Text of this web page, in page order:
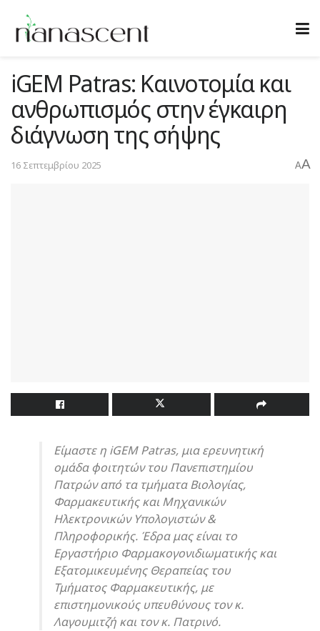
iGEM Patras: Καινοτομία και
ανθρωπισμός στην έγκαιρη
διάγνωση της σήψης
16 Σεπτεμβρίου 2025 AA
Είμαστε η iGEM Patras, μια ερευνητική
ομάδα φοιτητών του Πανεπιστημίου
Πατρών από τα τμήματα Βιολογίας,
Φαρμακευτικής και Μηχανικών
Ηλεκτρονικών Υπολογιστών &
Πληροφορικής. Έδρα μας είναι το
Εργαστήριο Φαρμακογονιδιωματικής και
Εξατομικευμένης Θεραπείας του
Τμήματος Φαρμακευτικής, με
επιστημονικούς υπευθύνους τον κ.
Λαγουμιτζή και τον κ. Πατρινό.